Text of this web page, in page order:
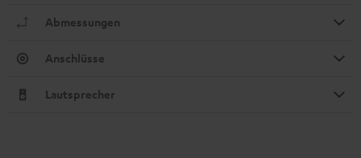
Abmessungen
Anschlüsse
Lautsprecher